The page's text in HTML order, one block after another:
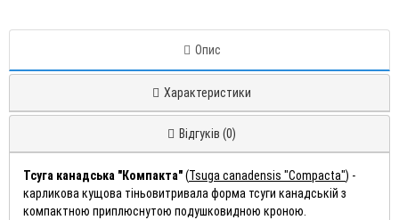
Опис
Характеристики
Відгуків (0)
Тсуга канадська "Компакта"(Tsuga canadensis "Compacta") -
карликова кущова тіньовитривала форма тсуги канадській з
компактною приплюснутою подушковидною кроною.